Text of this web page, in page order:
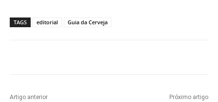
TAGS editorial Guia da Cerveja
Artigo anterior Próximo artigo